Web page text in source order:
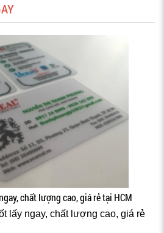
chất lượng cao, giá rẻ tại HCM
lấy ngay, chất lượng cao, giá rẻ